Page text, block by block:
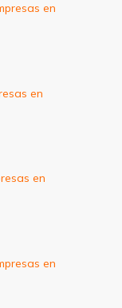
en
en
en
en